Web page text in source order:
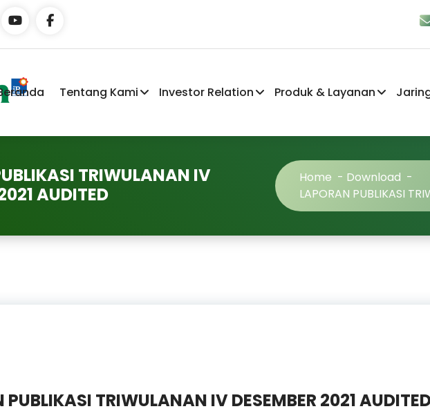
Tentang Kami Investor Relation Produk & Layanan
TRIWULANAN IV
AUDITED
Home - Download -
LAPORAN PUBLIKASI
PUBLIKASI TRIWULANAN IV DESEMBER 2021